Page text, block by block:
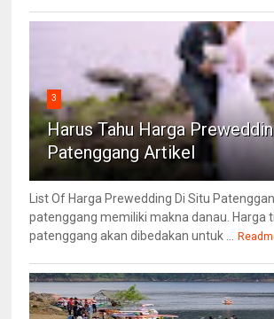
3
Harus Tahu Harga
Patenggang Artikel
List Of Harga Prewedding Di Situ
patenggang memiliki makna danau. Harga
patenggang akan dibedakan untuk ...